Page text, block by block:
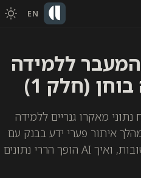
EN
ללמידה
(חלק 1)
מאקרו גנריים ללמידה
איתור פערי ידע בבנק עם
1,250 עובדים ו-31,771 תשובות, ואיך AI הופך הררי נתונים